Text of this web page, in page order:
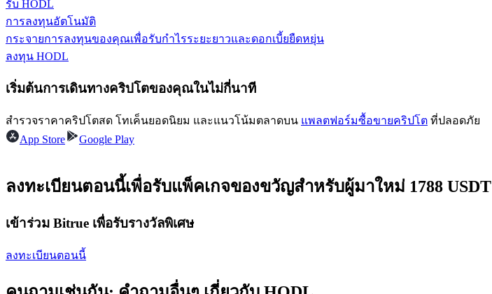
แนะนำ
คู่มือเริ่มต้นฟิวเจอร์ส
กลยุทธ์การซื้อขาย
เรียนรู้วิธีการรักษาผลกำไร
รับ HODL
การลงทุนอัตโนมัติ
กระจายการลงทุนของคุณเพื่อรับกำไรระยะยาวและดอกเบี้ยยืดหยุ่น
ลงทุน HODL
เริ่มต้นการเดินทางคริปโตของคุณในไม่กี่นาที
สำรวจราคาคริปโตสด โทเค็นยอดนิยม และแนวโน้มตลาดบน แพลตฟอร์มซื้อขายคริปโต ที่ปลอดภัย
App Store
Google Play
ลงทะเบียนตอนนี้เพื่อรับแพ็คเกจของขวัญสำหรับผู้มาใหม่ 1788 USDT
เข้าร่วม Bitrue เพื่อรับรางวัลพิเศษ
ลงทะเบียนตอนนี้